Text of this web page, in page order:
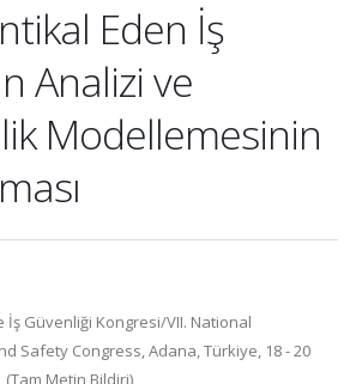
Eden İş
Analizi ve
Modellemesinin
İş Güvenliği Kongresi/VII. National
Safety Congress, Adana, Türkiye, 18 - 20
(Tam Metin Bildiri)